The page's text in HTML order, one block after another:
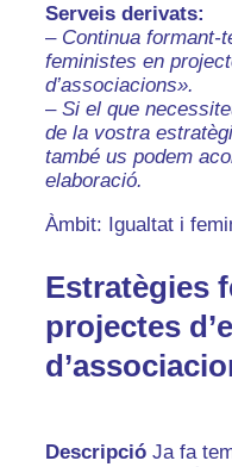
Serveis derivats:
– Continua formant-
feministes en
d’associacions».
– Si el que
de la vostra
també us podem
elaboració.
Àmbit: Igualtat i
Estratègies
projectes
Descripció Ja fa